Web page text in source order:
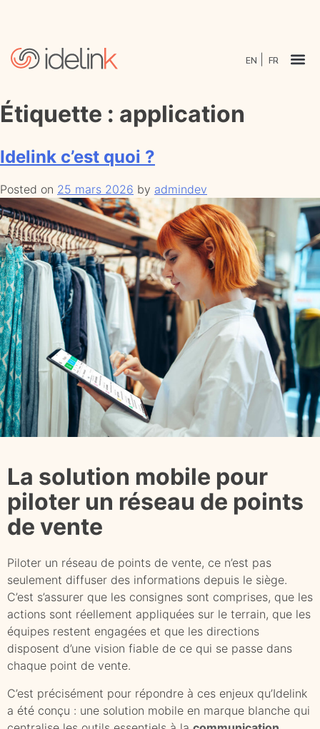
EN FR
Étiquette : application
Idelink c’est quoi ?
Posted on 25 mars 2026 by admindev
La solution mobile pour
piloter un réseau de points
de vente
Piloter un réseau de points de vente, ce n’est pas
seulement diffuser des informations depuis le siège.
C’est s’assurer que les consignes sont comprises, que les
actions sont réellement appliquées sur le terrain, que les
équipes restent engagées et que les directions
disposent d’une vision fiable de ce qui se passe dans
chaque point de vente.
C’est précisément pour répondre à ces enjeux qu’Idelink
a été conçu : une solution mobile en marque blanche qui